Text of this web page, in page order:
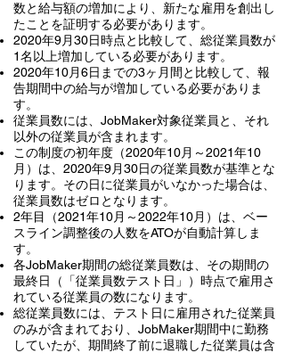
数と給与額の増加により、新たな雇用を創出し
たことを証明する必要があります。
2020年9月30日時点と比較して、総従業員数が
1名以上増加している必要があります。
2020年10月6日までの3ヶ月間と比較して、報
告期間中の給与が増加している必要がありま
す。
従業員数には、JobMaker対象従業員と、それ
以外の従業員が含まれます。
この制度の初年度（2020年10月～2021年10
月）は、2020年9月30日の従業員数が基準とな
ります。その日に従業員がいなかった場合は、
従業員数はゼロとなります。
2年目（2021年10月～2022年10月）は、ベー
スライン調整後の人数をATOが自動計算しま
す。
各JobMaker期間の総従業員数は、その期間の
最終日（「従業員数テスト日」）時点で雇用さ
れている従業員の数になります。
総従業員数には、テスト日に雇用された従業員
のみが含まれており、JobMaker期間中に勤務
していたが、期間終了前に退職した従業員は含